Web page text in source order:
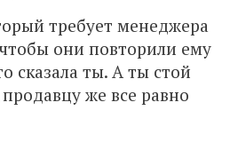
требует менеджера
они повторили ему
сказала ты. А ты стой
же все равно